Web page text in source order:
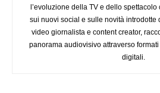
l’evoluzione della TV e dello
sui nuovi social e sulle novità introdotte
video giornalista e content creator,
panorama audiovisivo attraverso
digitali.